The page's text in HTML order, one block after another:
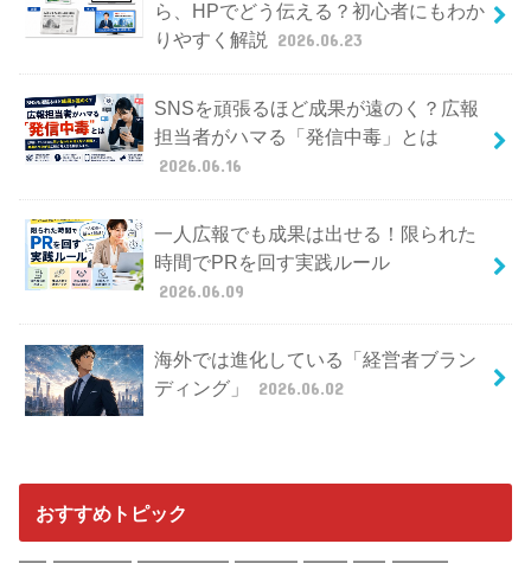
ら、HPでどう伝える？初心者にもわか
りやすく解説
2026.06.23
SNSを頑張るほど成果が遠のく？広報
担当者がハマる「発信中毒」とは
2026.06.16
一人広報でも成果は出せる！限られた
時間でPRを回す実践ルール
2026.06.09
海外では進化している「経営者ブラン
ディング」
2026.06.02
おすすめトピック